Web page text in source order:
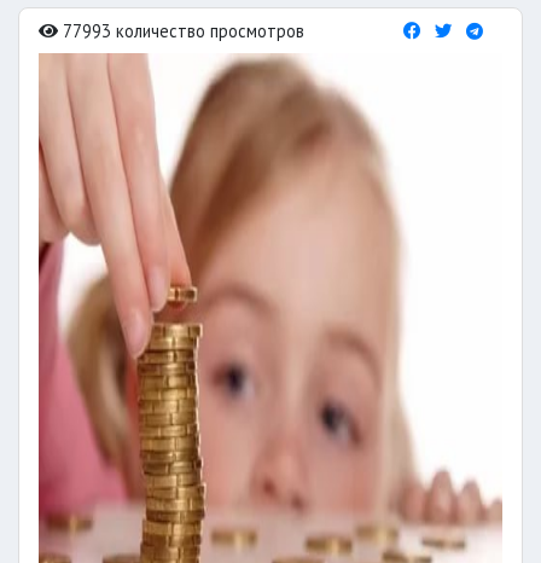
77993 количество просмотров